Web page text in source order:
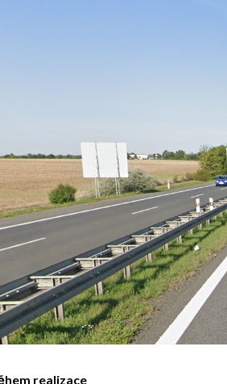
realizace